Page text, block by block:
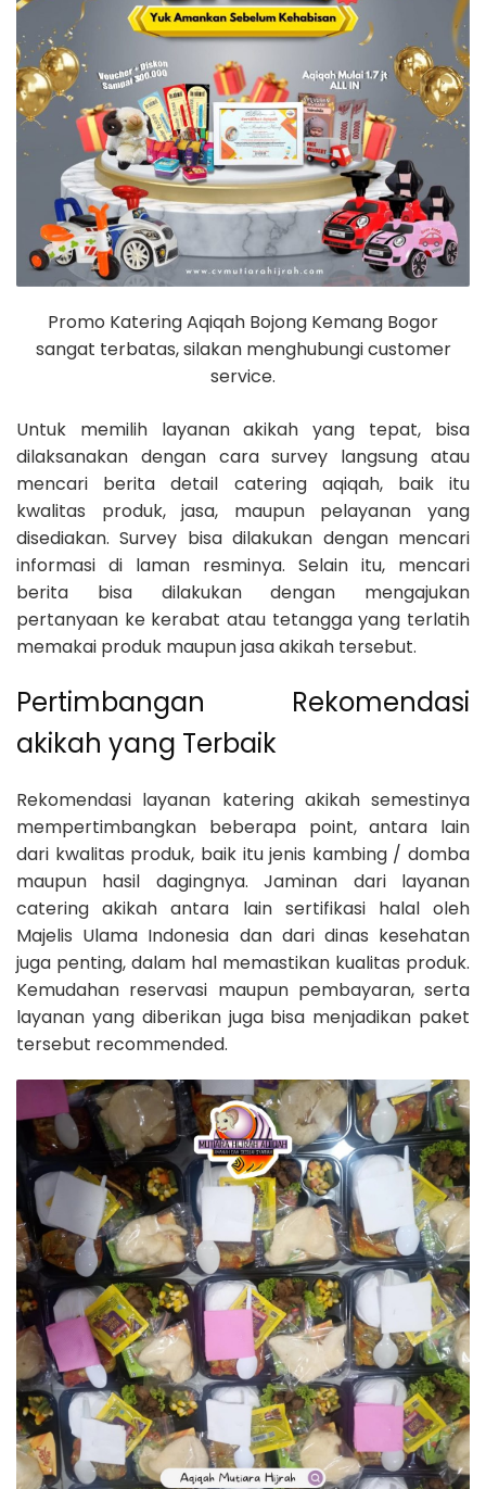
Promo Katering Aqiqah Bojong Kemang Bogor
sangat terbatas, silakan menghubungi customer
service.
Untuk memilih layanan akikah yang tepat, bisa
dilaksanakan dengan cara survey langsung atau
mencari berita detail catering aqiqah, baik itu
kwalitas produk, jasa, maupun pelayanan yang
disediakan. Survey bisa dilakukan dengan mencari
informasi di laman resminya. Selain itu, mencari
berita bisa dilakukan dengan mengajukan
pertanyaan ke kerabat atau tetangga yang terlatih
memakai produk maupun jasa akikah tersebut.
Pertimbangan Rekomendasi
akikah yang Terbaik
Rekomendasi layanan katering akikah semestinya
mempertimbangkan beberapa point, antara lain
dari kwalitas produk, baik itu jenis kambing / domba
maupun hasil dagingnya. Jaminan dari layanan
catering akikah antara lain sertifikasi halal oleh
Majelis Ulama Indonesia dan dari dinas kesehatan
juga penting, dalam hal memastikan kualitas produk.
Kemudahan reservasi maupun pembayaran, serta
layanan yang diberikan juga bisa menjadikan paket
tersebut recommended.